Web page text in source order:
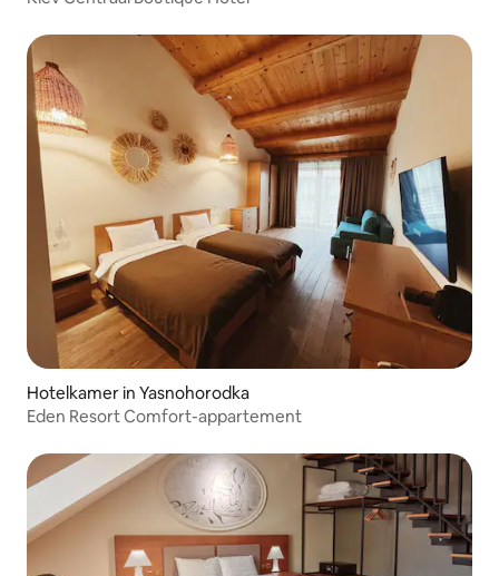
Hotelkamer in Yasnohorodka
Eden Resort Comfort-appartement